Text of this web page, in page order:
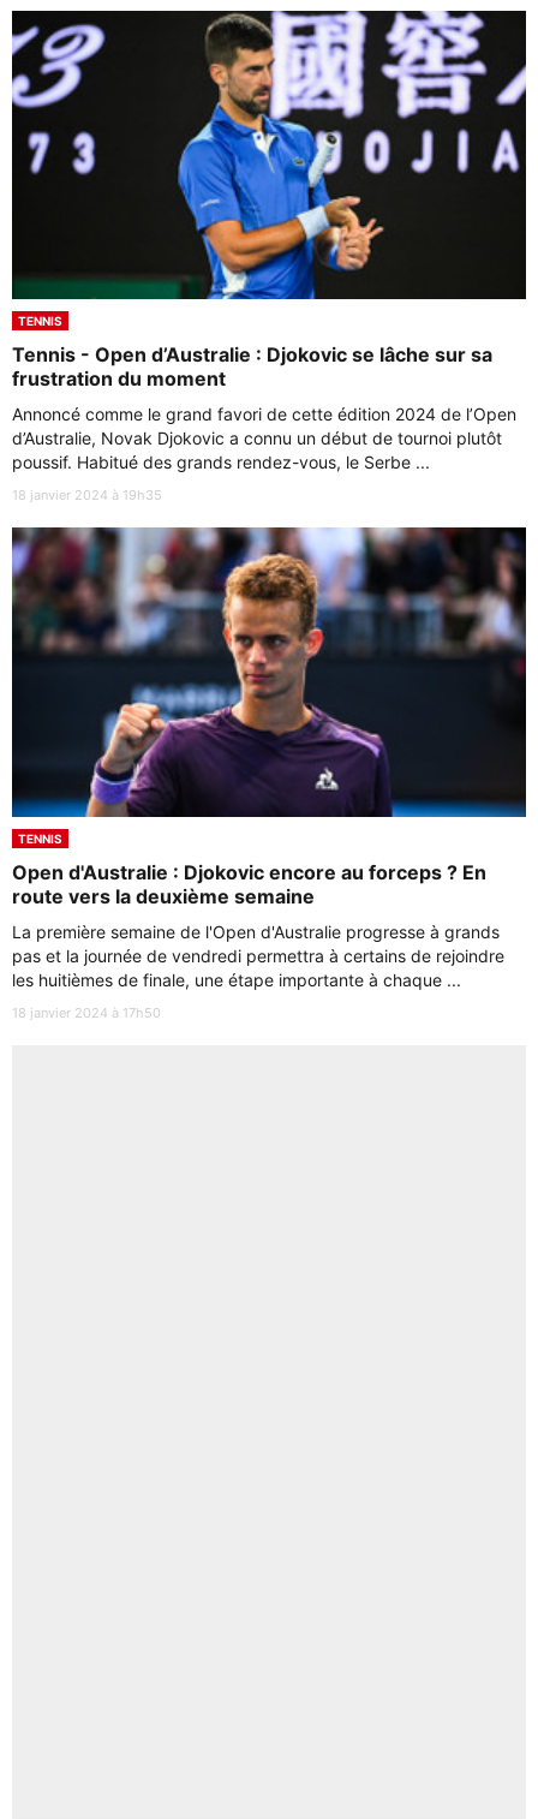
TENNIS
Tennis - Open d’Australie : Djokovic se lâche sur sa
frustration du moment
Annoncé comme le grand favori de cette édition 2024 de l’Open
d’Australie, Novak Djokovic a connu un début de tournoi plutôt
poussif. Habitué des grands rendez-vous, le Serbe ...
18 janvier 2024 à 19h35
TENNIS
Open d'Australie : Djokovic encore au forceps ? En
route vers la deuxième semaine
La première semaine de l'Open d'Australie progresse à grands
pas et la journée de vendredi permettra à certains de rejoindre
les huitièmes de finale, une étape importante à chaque ...
18 janvier 2024 à 17h50